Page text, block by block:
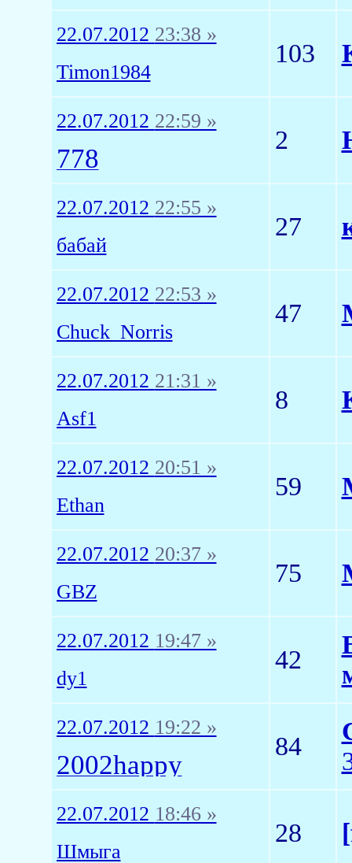
22.07.2012 23:38 »
Timon1984
103
22.07.2012 22:59 »
778
2
22.07.2012 22:55 »
бабай
27
22.07.2012 22:53 »
Chuck_Norris
47
22.07.2012 21:31 »
Asf1
8
22.07.2012 20:51 »
Ethan
59
22.07.2012 20:37 »
GBZ
75
22.07.2012 19:47 »
dy1
42
22.07.2012 19:22 »
2002happy
84
22.07.2012 18:46 »
Шмыга
28